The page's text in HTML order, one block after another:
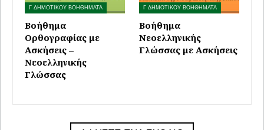
Γ ΔΗΜΟΤΙΚΟΥ ΒΟΗΘΗΜΑΤΑ
Βοήθημα
Ορθογραφίας με
Ασκήσεις –
Νεοελληνικής
Γλώσσας
Γ ΔΗΜΟΤΙΚΟΥ ΒΟΗΘΗΜΑΤΑ
Βοήθημα
Νεοελληνικής
Γλώσσας με Ασκήσεις